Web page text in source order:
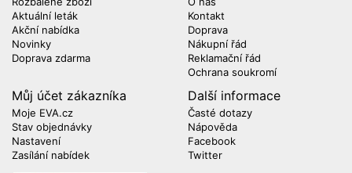
Aktuální leták
Akční nabídka
Novinky
Doprava zdarma
Kontakt
Doprava
Nákupní řád
Reklamační řád
Ochrana soukromí
Můj účet zákazníka
Moje EVA.cz
Stav objednávky
Nastavení
Zasílání nabídek
Další informace
Časté dotazy
Nápověda
Facebook
Twitter